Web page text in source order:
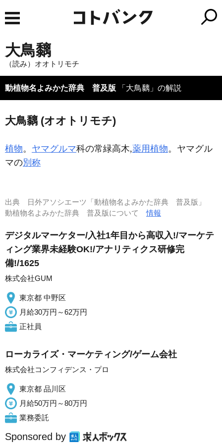
大鳥黐
（読み）オオトリモチ
動植物名よみかた辞典 普及版 「大鳥黐」の解説
大鳥黐 (オオトリモチ)
植物。 ヤマグルマ科の常緑高木,薬用植物。ヤマグル
マの別称
出典
日外アソシエーツ「動植物名よみかた辞典 普及版」
動植物名よみかた辞典 普及版について情報
デジタルマーケター/入社1年目から高収入!/マーケテ
ィング業界未経験OK!/アナリティクス研修完
備!/1625
株式会社GUM
東京都 中野区
月給30万円～62万円
正社員
ローカライズ・マーケティング/ゲーム会社
株式会社コンフィデンス・プロ
東京都 品川区
月給50万円～80万円
業務委託
Sponsored by